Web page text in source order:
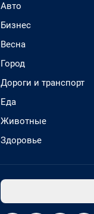
Авто
Бизнес
Весна
Город
Дороги и транспорт
Еда
Животные
Здоровье